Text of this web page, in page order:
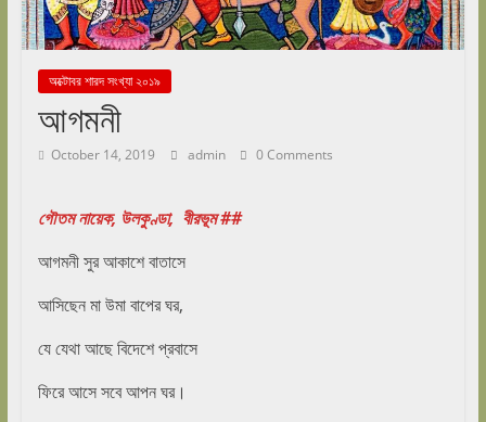
অক্টোবর শারদ সংখ্যা ২০১৯
আগমনী
October 14, 2019 admin 0 Comments
গৌতম নায়েক, উলকুণ্ডা, বীরভূম ##
আগমনী সুর আকাশে বাতাসে
আসিছেন মা উমা বাপের ঘর,
যে যেথা আছে বিদেশে প্রবাসে
ফিরে আসে সবে আপন ঘর।